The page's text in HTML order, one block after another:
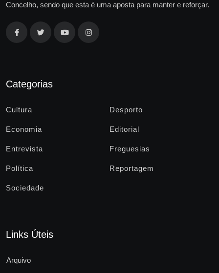
Concelho, sendo que esta é uma aposta para manter e reforçar.
Categorias
Cultura Desporto
Economia Editorial
Entrevista Freguesias
Política Reportagem
Sociedade
Links Úteis
Arquivo